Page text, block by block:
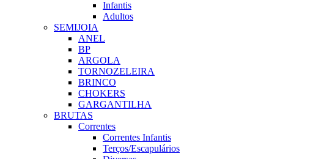
Infantis
Adultos
SEMIJOIA
ANEL
BP
ARGOLA
TORNOZELEIRA
BRINCO
CHOKERS
GARGANTILHA
BRUTAS
Correntes
Correntes Infantis
Terços/Escapulários